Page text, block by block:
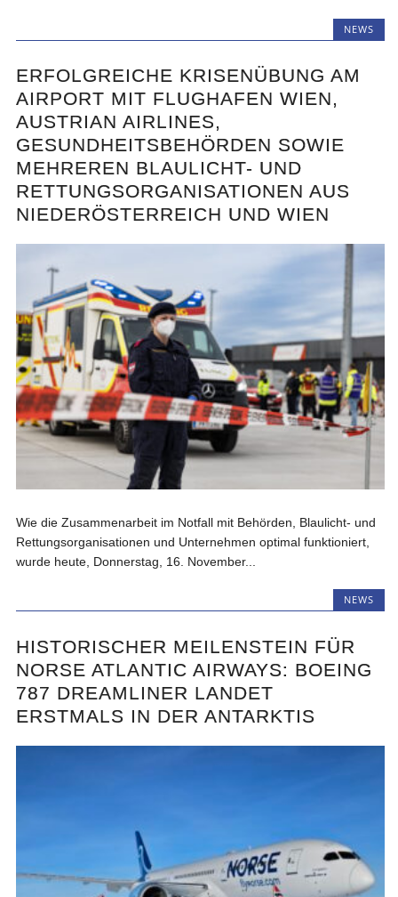
NEWS
ERFOLGREICHE KRISENÜBUNG AM
AIRPORT MIT FLUGHAFEN WIEN,
AUSTRIAN AIRLINES,
GESUNDHEITSBEHÖRDEN SOWIE
MEHREREN BLAULICHT- UND
RETTUNGSORGANISATIONEN AUS
NIEDERÖSTERREICH UND WIEN
Wie die Zusammenarbeit im Notfall mit Behörden, Blaulicht- und
Rettungsorganisationen und Unternehmen optimal funktioniert,
wurde heute, Donnerstag, 16. November...
NEWS
HISTORISCHER MEILENSTEIN FÜR
NORSE ATLANTIC AIRWAYS: BOEING
787 DREAMLINER LANDET
ERSTMALS IN DER ANTARKTIS